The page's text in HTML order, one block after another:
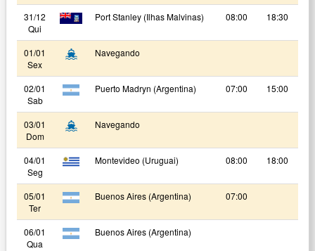
31/12
Qui
Port Stanley (Ilhas Malvinas) 08:00 18:30
01/01
Sex
Navegando
02/01
Sab
Puerto Madryn (Argentina) 07:00 15:00
03/01
Dom
Navegando
04/01
Seg
Montevideo (Uruguai) 08:00 18:00
05/01
Ter
Buenos Aires (Argentina) 07:00
06/01
Qua
Buenos Aires (Argentina)